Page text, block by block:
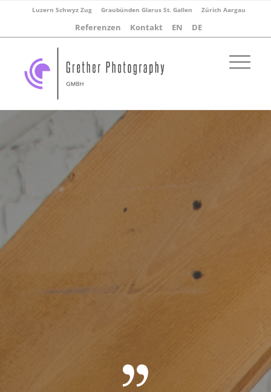
Luzern Schwyz Zug Graubünden Glarus St. Gallen Zürich Aargau
Referenzen Kontakt EN DE